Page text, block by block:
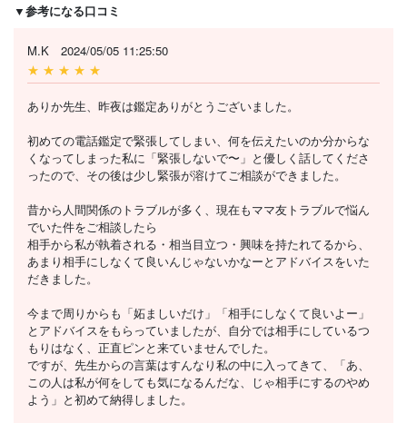
▼参考になる口コミ
M.K 2024/05/05 11:25:50
★ ★ ★ ★ ★
ありか先生、昨夜は鑑定ありがとうございました。
初めての電話鑑定で緊張してしまい、何を伝えたいのか分からな
くなってしまった私に「緊張しないで〜」と優しく話してくださ
ったので、その後は少し緊張が溶けてご相談ができました。
昔から人間関係のトラブルが多く、現在もママ友トラブルで悩ん
でいた件をご相談したら
相手から私が執着される・相当目立つ・興味を持たれてるから、
あまり相手にしなくて良いんじゃないかなーとアドバイスをいた
だきました。
今まで周りからも「妬ましいだけ」「相手にしなくて良いよー」
とアドバイスをもらっていましたが、自分では相手にしているつ
もりはなく、正直ピンと来ていませんでした。
ですが、先生からの言葉はすんなり私の中に入ってきて、「あ、
この人は私が何をしても気になるんだな、じゃ相手にするのやめ
よう」と初めて納得しました。